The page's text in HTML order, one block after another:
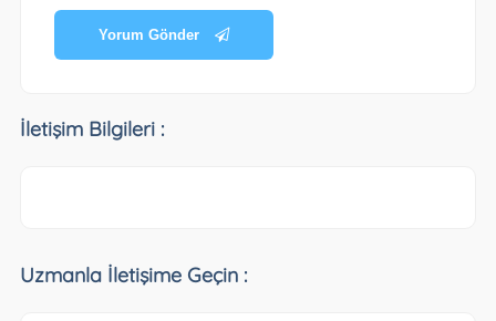
Yorum Gönder
İletişim Bilgileri :
Uzmanla İletişime Geçin :